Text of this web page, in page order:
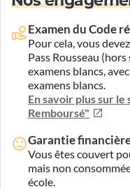
Examen du Code
Pour cela, vous
Pass Rousseau
examens blancs,
examens blancs.
En savoir plus sur le
Remboursé"
Garantie
Vous êtes couvert
mais non
école.